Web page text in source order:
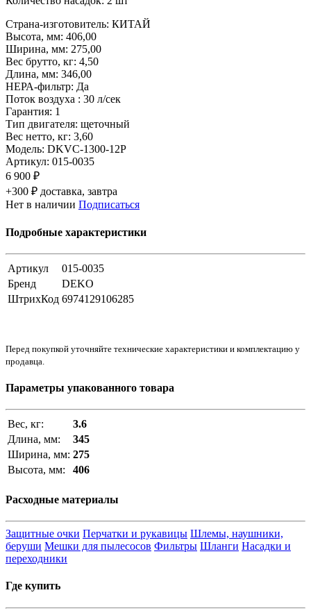
Страна-изготовитель: КИТАЙ
Высота, мм: 406,00
Ширина, мм: 275,00
Вес брутто, кг: 4,50
Длина, мм: 346,00
НЕРА-фильтр: Да
Поток воздуха : 30 л/сек
Гарантия: 1
Тип двигателя: щеточный
Вес нетто, кг: 3,60
Модель: DKVC-1300-12P
Артикул: 015-0035
6 900 ₽
+300 ₽ доставка, завтра
Нет в наличии Подписаться
Подробные характеристики
Артикул
015-0035
Бренд
DEKO
ШтрихКод 6974129106285
Перед покупкой уточняйте технические характеристики и комплектацию у
продавца.
Параметры упакованного товара
Вес, кг:
3.6
Длина, мм:
345
Ширина, мм: 275
Высота, мм:
406
Расходные материалы
Защитные очки Перчатки и рукавицы Шлемы, наушники,
беруши Мешки для пылесосов Фильтры Шланги Насадки и
переходники
Где купить